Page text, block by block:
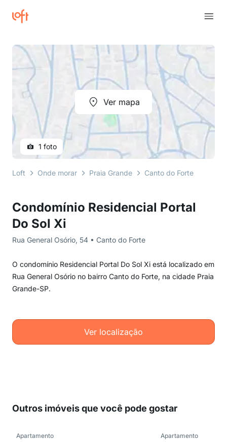
Condomínio Residencial Portal
Do Sol Xi
Rua General Osório, 54 • Canto do Forte
O condomínio Residencial Portal Do Sol Xi está localizado em
Rua General Osório no bairro Canto do Forte, na cidade Praia
Grande-SP.
Ver localização
Ver mapa
1 foto
Loft Onde morar Praia Grande Canto do Forte
Outros imóveis que você pode gostar
Apartamento Apartamento